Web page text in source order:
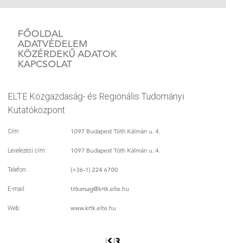
FŐOLDAL
ADATVÉDELEM
KÖZÉRDEKŰ ADATOK
KAPCSOLAT
ELTE Közgazdaság- és Regionális Tudományi
Kutatóközpont
Cím: 1097 Budapest Tóth Kálmán u. 4.
Levelezési cím: 1097 Budapest Tóth Kálmán u. 4.
Telefon: (+36-1) 224 6700
E-mail: titkarsag@krtk.elte.hu
Web: www.krtk.elte.hu